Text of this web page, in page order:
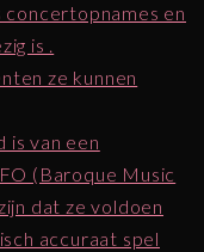
en
is .
ze kunnen
van een
(Baroque Music
dat ze voldoen
accuraat spel